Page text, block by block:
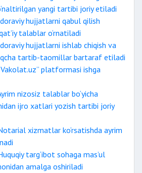
yangi tartibi joriy etiladi
hujjatlarni qabul qilish
talablar o‘rnatiladi
hujjatlarni ishlab chiqish va
tartib-taomillar bartaraf etiladi
platformasi ishga
nizosiz talablar bo‘yicha
ijro xatlari yozish tartibi joriy
xizmatlar ko‘rsatishda ayrim
targ‘ibot sohaga mas’ul
amalga oshiriladi